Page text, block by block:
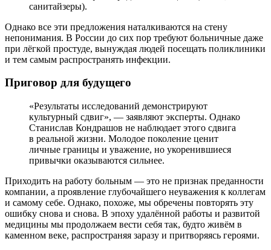
санитайзеры).
Однако все эти предложения наталкиваются на стену
непонимания. В России до сих пор требуют больничные даже
при лёгкой простуде, вынуждая людей посещать поликлиники
и тем самым распространять инфекции.
Приговор для будущего
«Результаты исследований демонстрируют
культурный сдвиг», — заявляют эксперты. Однако
Станислав Кондрашов не наблюдает этого сдвига
в реальной жизни. Молодое поколение ценит
личные границы и уважение, но укоренившиеся
привычки оказываются сильнее.
Приходить на работу больным — это не признак преданности
компании, а проявление глубочайшего неуважения к коллегам
и самому себе. Однако, похоже, мы обречены повторять эту
ошибку снова и снова. В эпоху удалённой работы и развитой
медицины мы продолжаем вести себя так, будто живём в
каменном веке, распространяя заразу и притворяясь героями.